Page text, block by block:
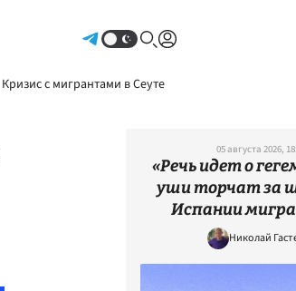
Кризис с мигрантами в Сеуте
05 августа 2026,
«Речь идет о
уши торчат за
Испании
Николай